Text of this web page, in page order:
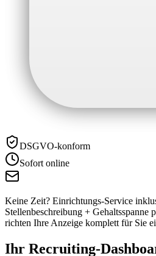
DSGVO-konform
Sofort online
Keine Zeit? Einrichtungs-Service
Stellenbeschreibung +
richten Ihre Anzeige komplett für Sie
Ihr Recruiting-